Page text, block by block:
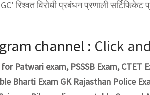
रिश्वत विरोधी प्रबंधन प्रणाली सर्टिफिकेट
channel : Click
Patwari exam, PSSSB Exam, CTET
Bharti Exam GK Rajasthan Police